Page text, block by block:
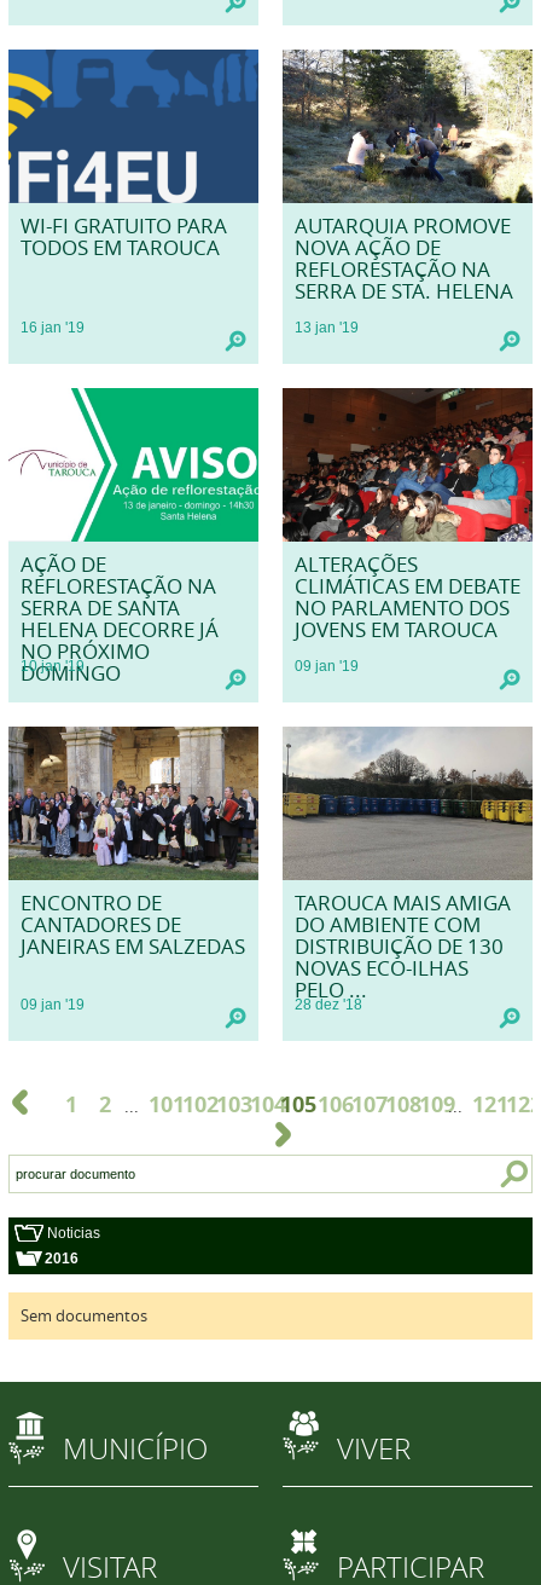
WI-FI GRATUITO PARA
TODOS EM TAROUCA
16 jan '19
AUTARQUIA PROMOVE
NOVA AÇÃO DE
REFLORESTAÇÃO NA
SERRA DE STA. HELENA
13 jan '19
AÇÃO DE
REFLORESTAÇÃO NA
SERRA DE SANTA
HELENA DECORRE JÁ
NO PRÓXIMO
DOMINGO
10 jan '19
ALTERAÇÕES
CLIMÁTICAS EM DEBATE
NO PARLAMENTO DOS
JOVENS EM TAROUCA
09 jan '19
ENCONTRO DE
CANTADORES DE
JANEIRAS EM SALZEDAS
09 jan '19
TAROUCA MAIS AMIGA
DO AMBIENTE COM
DISTRIBUIÇÃO DE 130
NOVAS ECO-ILHAS
PELO ...
28 dez '18
1 2 ... 101102103104105106107108109... 121122
Noticias
2016
Sem documentos
MUNICÍPIO VIVER
VISITAR PARTICIPAR